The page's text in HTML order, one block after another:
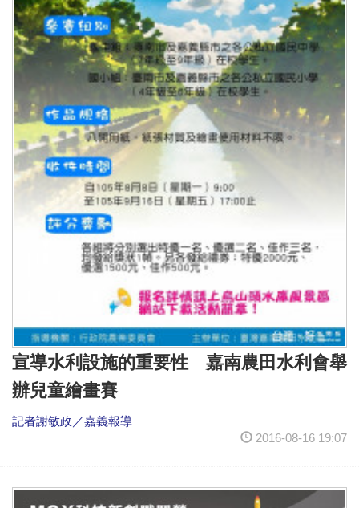
宣導水利設施的重要性 嘉南農田水利會舉
辦兒童繪畫賽
記者謝敏政／嘉義報導
2016-08-16 19:07